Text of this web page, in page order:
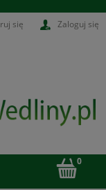
się Zaloguj się